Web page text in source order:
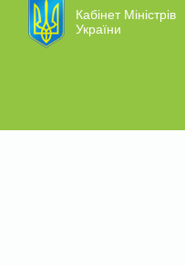
Кабінет Міністрів
України